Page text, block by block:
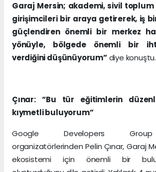
Garaj Mersin; akademi, sivil toplum
girişimcileri bir araya getirerek, iş
güçlendiren önemli bir merkez
yönüyle, bölgede önemli bir
verdiğini düşünüyorum”diye konuştu.
Çınar: “Bu tür eğitimlerin
kıymetli buluyorum”
Google Developers
organizatörlerinden Pelin Çınar, Garaj
ekosistemi için önemli bir